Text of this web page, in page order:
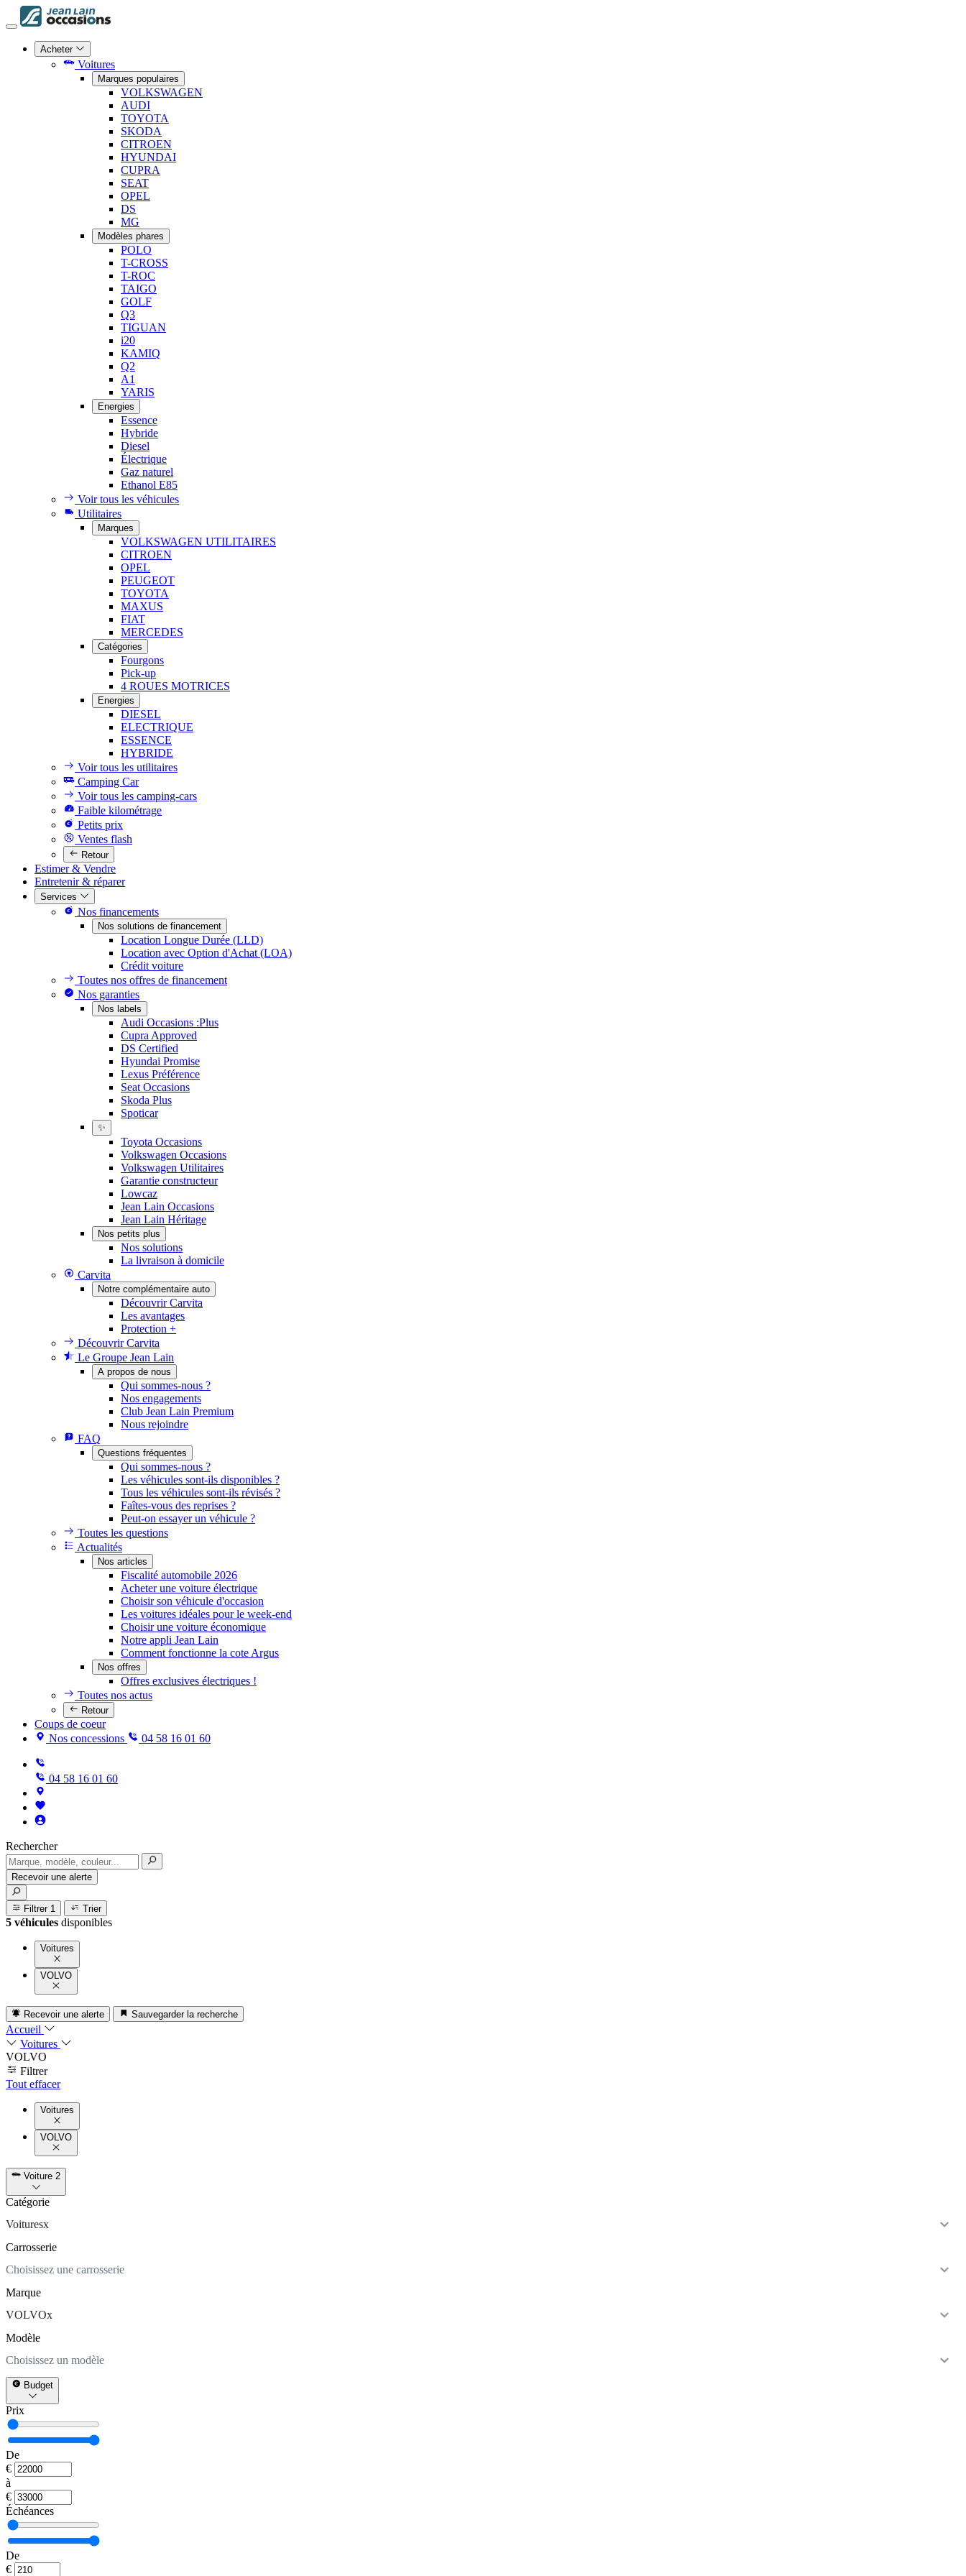
Acheter
Voitures
Marques populaires
VOLKSWAGEN
AUDI
TOYOTA
SKODA
CITROEN
HYUNDAI
CUPRA
SEAT
OPEL
DS
MG
Modèles phares
POLO
T-CROSS
T-ROC
TAIGO
GOLF
Q3
TIGUAN
i20
KAMIQ
Q2
A1
YARIS
Energies
Essence
Hybride
Diesel
Électrique
Gaz naturel
Ethanol E85
Voir tous les véhicules
Utilitaires
Marques
VOLKSWAGEN UTILITAIRES
CITROEN
OPEL
PEUGEOT
TOYOTA
MAXUS
FIAT
MERCEDES
Catégories
Fourgons
Pick-up
4 ROUES MOTRICES
Energies
DIESEL
ELECTRIQUE
ESSENCE
HYBRIDE
Voir tous les utilitaires
Camping Car
Voir tous les camping-cars
Faible kilométrage
Petits prix
Ventes flash
Retour
Estimer & Vendre
Entretenir & réparer
Services
Nos financements
Nos solutions de financement
Location Longue Durée (LLD)
Location avec Option d'Achat (LOA)
Crédit voiture
Toutes nos offres de financement
Nos garanties
Nos labels
Audi Occasions :Plus
Cupra Approved
DS Certified
Hyundai Promise
Lexus Préférence
Seat Occasions
Skoda Plus
Spoticar
✨
Toyota Occasions
Volkswagen Occasions
Volkswagen Utilitaires
Garantie constructeur
Lowcaz
Jean Lain Occasions
Jean Lain Héritage
Nos petits plus
Nos solutions
La livraison à domicile
Carvita
Notre complémentaire auto
Découvrir Carvita
Les avantages
Protection +
Découvrir Carvita
Le Groupe Jean Lain
A propos de nous
Qui sommes-nous ?
Nos engagements
Club Jean Lain Premium
Nous rejoindre
FAQ
Questions fréquentes
Qui sommes-nous ?
Les véhicules sont-ils disponibles ?
Tous les véhicules sont-ils révisés ?
Faîtes-vous des reprises ?
Peut-on essayer un véhicule ?
Toutes les questions
Actualités
Nos articles
Fiscalité automobile 2026
Acheter une voiture électrique
Choisir son véhicule d'occasion
Les voitures idéales pour le week-end
Choisir une voiture économique
Notre appli Jean Lain
Comment fonctionne la cote Argus
Nos offres
Offres exclusives électriques !
Toutes nos actus
Retour
Coups de coeur
Nos concessions
04 58 16 01 60
04 58 16 01 60
Rechercher
Recevoir une alerte
Filtrer 1 Trier
5 véhicules disponibles
Voitures
VOLVO
Recevoir une alerte Sauvegarder la recherche
Accueil
Voitures
VOLVO
Filtrer
Tout effacer
Voitures
VOLVO
Voiture 2
Catégorie
Voituresx
Carrosserie
Choisissez une carrosserie
Marque
VOLVOx
Modèle
Choisissez un modèle
Budget
Prix
De
€
à
€
Échéances
De
€